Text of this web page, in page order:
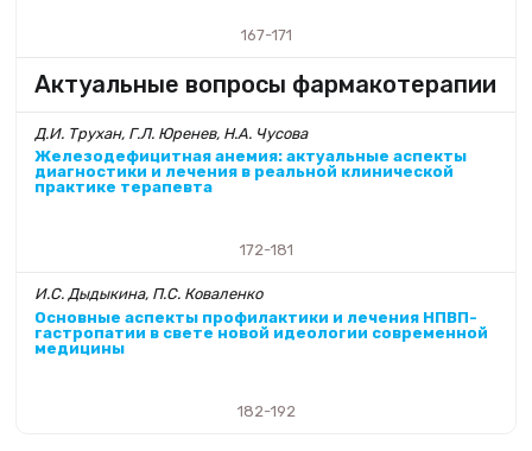
167-171
Актуальные вопросы фармакотерапии
Д.И. Трухан, Г.Л. Юренев, Н.А. Чусова
Железодефицитная анемия: актуальные аспекты
диагностики и лечения в реальной клинической
практике терапевта
172-181
И.С. Дыдыкина, П.С. Коваленко
Основные аспекты профилактики и лечения НПВП-
гастропатии в свете новой идеологии современной
медицины
182-192